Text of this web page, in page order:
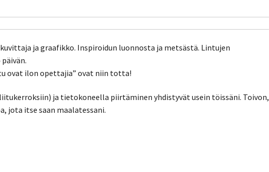
ja graafikko. Inspiroidun luonnosta ja metsästä. Lintujen
ovat ilon opettajia” ovat niin totta!
ja tietokoneella piirtäminen yhdistyvät usein töissäni. Toivon,
jota itse saan maalatessani.